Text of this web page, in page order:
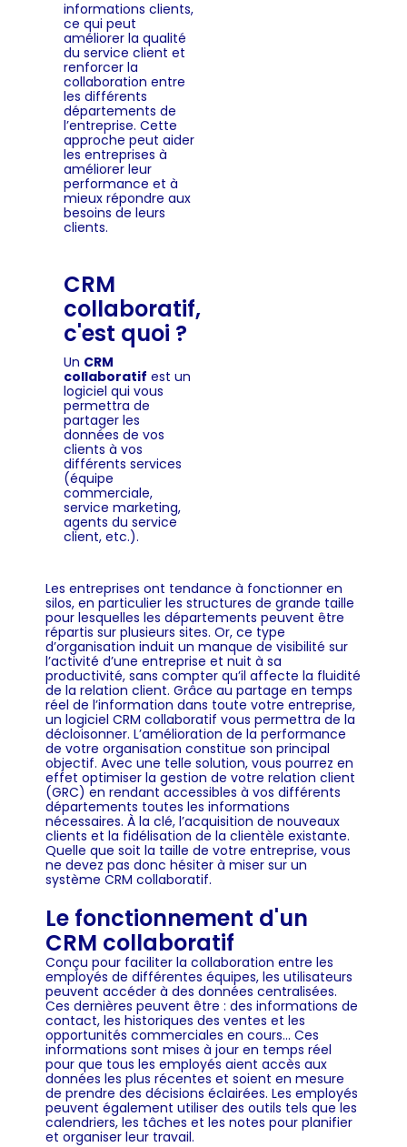
informations clients,
ce qui peut
améliorer la qualité
du service client et
renforcer la
collaboration entre
les différents
départements de
l’entreprise. Cette
approche peut aider
les entreprises à
améliorer leur
performance et à
mieux répondre aux
besoins de leurs
clients.
CRM
collaboratif,
c'est quoi ?
Un CRM
collaboratif est un
logiciel qui vous
permettra de
partager les
données de vos
clients à vos
différents services
(équipe
commerciale,
service marketing,
agents du service
client, etc.).
Les entreprises ont tendance à fonctionner en
silos, en particulier les structures de grande taille
pour lesquelles les départements peuvent être
répartis sur plusieurs sites. Or, ce type
d’organisation induit un manque de visibilité sur
l’activité d’une entreprise et nuit à sa
productivité, sans compter qu’il affecte la fluidité
de la relation client. Grâce au partage en temps
réel de l’information dans toute votre entreprise,
un logiciel CRM collaboratif vous permettra de la
décloisonner. L’amélioration de la performance
de votre organisation constitue son principal
objectif. Avec une telle solution, vous pourrez en
effet optimiser la gestion de votre relation client
(GRC) en rendant accessibles à vos différents
départements toutes les informations
nécessaires. À la clé, l’acquisition de nouveaux
clients et la fidélisation de la clientèle existante.
Quelle que soit la taille de votre entreprise, vous
ne devez pas donc hésiter à miser sur un
système CRM collaboratif.
Le fonctionnement d'un
CRM collaboratif
Conçu pour faciliter la collaboration entre les
employés de différentes équipes, les utilisateurs
peuvent accéder à des données centralisées.
Ces dernières peuvent être : des informations de
contact, les historiques des ventes et les
opportunités commerciales en cours… Ces
informations sont mises à jour en temps réel
pour que tous les employés aient accès aux
données les plus récentes et soient en mesure
de prendre des décisions éclairées. Les employés
peuvent également utiliser des outils tels que les
calendriers, les tâches et les notes pour planifier
et organiser leur travail.